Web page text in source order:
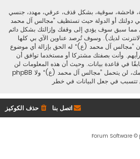
فاحشة، سوقية، بشكل قذف، عرقي، مهدد، جنسي
في دولتك أو الدولة حيث تستظيف ”مجالس آل محمد
مما سبق سوف يؤدي إلى وقفك وإزالتك بشكل دائم
لديك). وسوف تُرصد عناوين الآي بي كلها
”مجالس آل محمد (ع)“ له الحق بإزالة أي موضوع
رأيهم. وأنت بصفتك مشتركا أو مستخدما توافق أن
في قاعدة بيانات. وحيث أن هذه المعلومات لن
تُـعرض إلى أي جهة ثالثة دون علمك، لن يتحمل ”مجالس آل محمد (ع)“ ولا phpBB
تتسبب في جعل البيانات في خطر
حذف الكوكيز اتصل بنا